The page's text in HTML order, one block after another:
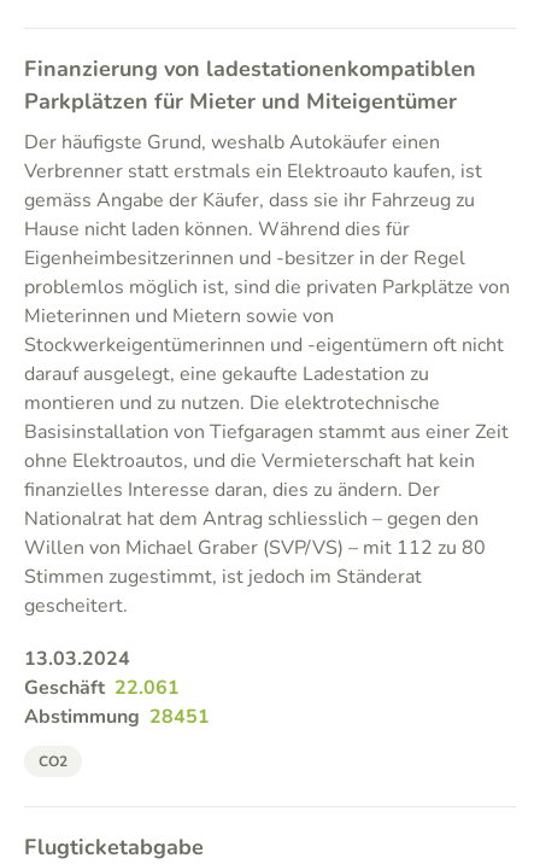
Finanzierung von ladestationenkompatiblen
Parkplätzen für Mieter und Miteigentümer
Der häufigste Grund, weshalb Autokäufer einen
Verbrenner statt erstmals ein Elektroauto kaufen, ist
gemäss Angabe der Käufer, dass sie ihr Fahrzeug zu
Hause nicht laden können. Während dies für
Eigenheimbesitzerinnen und -besitzer in der Regel
problemlos möglich ist, sind die privaten Parkplätze von
Mieterinnen und Mietern sowie von
Stockwerkeigentümerinnen und -eigentümern oft nicht
darauf ausgelegt, eine gekaufte Ladestation zu
montieren und zu nutzen. Die elektrotechnische
Basisinstallation von Tiefgaragen stammt aus einer Zeit
ohne Elektroautos, und die Vermieterschaft hat kein
finanzielles Interesse daran, dies zu ändern. Der
Nationalrat hat dem Antrag schliesslich – gegen den
Willen von Michael Graber (SVP/VS) – mit 112 zu 80
Stimmen zugestimmt, ist jedoch im Ständerat
gescheitert.
13.03.2024
Geschäft 22.061
Abstimmung 28451
CO2
Flugticketabgabe